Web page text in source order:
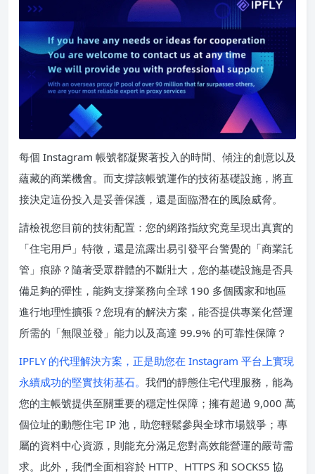
每個 Instagram 帳號都凝聚著投入的時間、傾注的創意以及
蘊藏的商業機會。而支撐該帳號運作的技術基礎設施，將直
接決定這份投入是妥善保護，還是面臨潛在的風險威脅。
請檢視您目前的技術配置：您的網路指紋究竟呈現出真實的
「住宅用戶」特徵，還是流露出易引發平台警覺的「商業託
管」痕跡？隨著受眾群體的不斷壯大，您的基礎設施是否具
備足夠的彈性，能夠支撐業務向全球 190 多個國家和地區
進行地理性擴張？您現有的解決方案，能否提供專業化營運
所需的「無限並發」能力以及高達 99.9% 的可靠性保障？
IPFLY 的代理解決方案，正是助您在 Instagram 平台上實現
永續成功的堅實技術基石。 我們的靜態住宅代理服務，能為
您的主帳號提供至關重要的穩定性保障；擁有超過 9,000 萬
個位址的動態住宅 IP 池，助您輕鬆參與全球市場競爭；專
屬的資料中心資源，則能充分滿足您對高效能營運的嚴苛需
求。此外，我們全面相容於 HTTP、HTTPS 和 SOCKS5 協